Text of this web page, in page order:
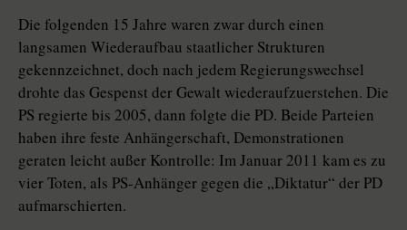
Die folgenden 15 Jahre waren zwar durch einen
langsamen Wiederaufbau staatlicher Strukturen
gekennzeichnet, doch nach jedem Regierungswechsel
drohte das Gespenst der Gewalt wiederaufzuerstehen. Die
PS regierte bis 2005, dann folgte die PD. Beide Parteien
haben ihre feste Anhängerschaft, Demonstrationen
geraten leicht außer Kontrolle: Im Januar 2011 kam es zu
vier Toten, als PS-Anhänger gegen die „Diktatur“ der PD
aufmarschierten.